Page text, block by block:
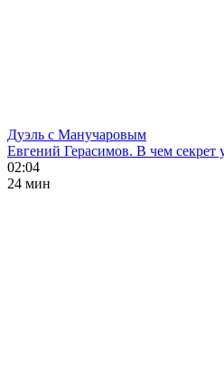
Дуэль с Манучаровым
Евгений Герасимов. В чем секрет
02:04
24 мин